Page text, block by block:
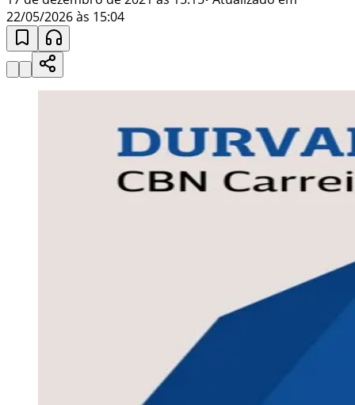
22/05/2026 às 15:04